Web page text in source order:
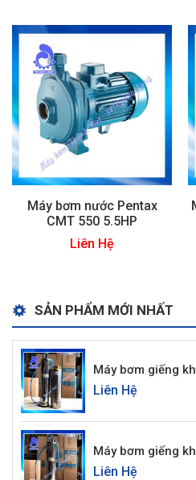
Máy bơm nước Pentax
CMT 550 5.5HP
Liên Hệ
SẢN PHẨM MỚI NHẤT
Máy bơm giếng
Liên Hệ
Máy bơm giếng
Liên Hệ